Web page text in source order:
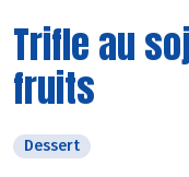
Trifle au
fruits
Dessert